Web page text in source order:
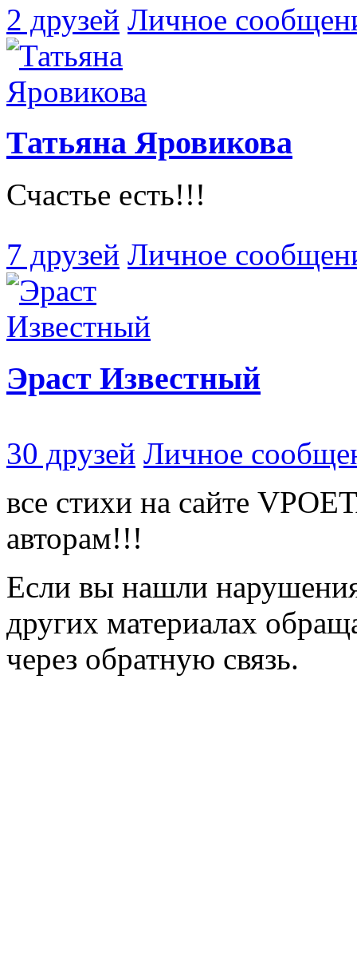
2 друзей Личное
Татьяна Яровикова
Счастье есть!!!
7 друзей Личное
Эраст Известный
30 друзей Личное
все стихи на сайте
авторам!!!
Если вы нашли
других материалах
через обратную связь.